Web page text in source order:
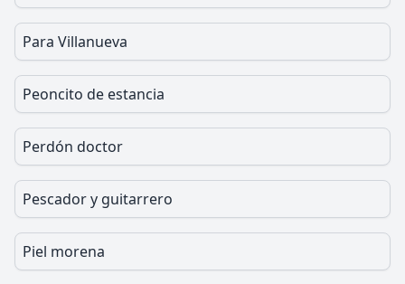
Para Villanueva
Peoncito de estancia
Perdón doctor
Pescador y guitarrero
Piel morena